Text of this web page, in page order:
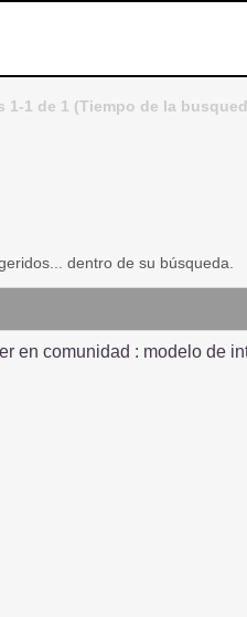
1-1 de 1 (Tiempo de la
dentro de su búsqueda.
en comunidad : modelo de